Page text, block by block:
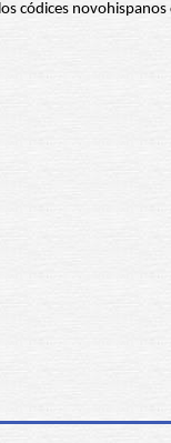
códices novohispanos